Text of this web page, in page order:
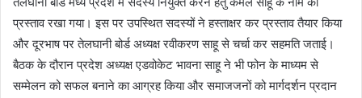
प्रस्ताव रखा गया। इस पर उपस्थित सदस्यों ने हस्ताक्षर कर प्रस्ताव तैयार किया
और दूरभाष पर तेलघानी बोर्ड अध्यक्ष रवीकरण साहू से चर्चा कर सहमति जताई।
बैठक के दौरान प्रदेश अध्यक्ष एडवोकेट भावना साहू ने भी फोन के माध्यम से
सम्मेलन को सफल बनाने का आग्रह किया और समाजजनों को मार्गदर्शन प्रदान